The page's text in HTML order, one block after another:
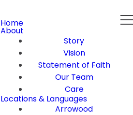
Home
About
Story
Vision
Statement of Faith
Our Team
Care
Locations & Languages
Arrowood